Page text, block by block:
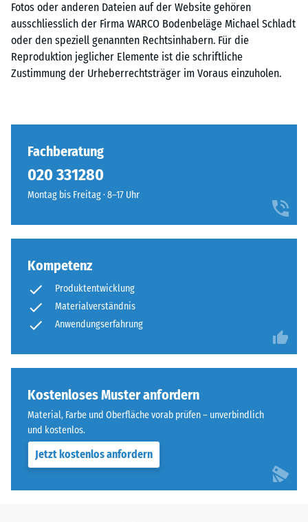
Fotos oder anderen Dateien auf der Website gehören
ausschliesslich der Firma WARCO Bodenbeläge Michael Schladt
oder den speziell genannten Rechtsinhabern. Für die
Reproduktion jeglicher Elemente ist die schriftliche
Zustimmung der Urheberrechtsträger im Voraus einzuholen.
Fachberatung
020 331280
Montag bis Freitag · 8–17 Uhr
Kompetenz
Produktentwicklung
Materialverständnis
Anwendungserfahrung
Kostenloses Muster anfordern
Material, Farbe und Oberfläche vorab prüfen – unverbindlich
und kostenlos.
Jetzt kostenlos anfordern